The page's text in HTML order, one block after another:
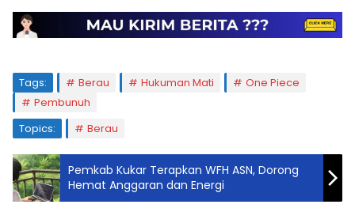
Tags: Berau Hukuman Mati
One Piece
Pembunuh
Topics:
Berau
Pemkab Kukar Terapkan WFH ASN, Dorong
Hemat Anggaran dan Energi